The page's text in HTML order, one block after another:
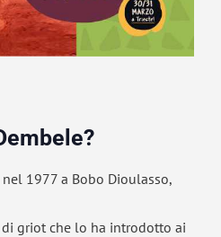
1977 a Bobo Dioulasso,
griot che lo ha introdotto ai